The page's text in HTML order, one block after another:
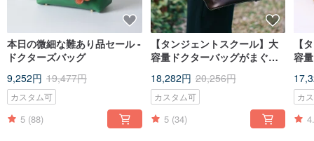
本日の微細な難あり品セール -
ドクターズバッグ
9,252円 19,477円
カスタム可
5 (88)
【タンジェントスクール】大
容量ドクターバッグがまぐち
ン ピュアハンドステッチ ベジ
タブルタンニン鞣しレザー レ
ディース かわいいショルダー
バッグ
18,282円 20,256円
カスタム可
5 (34)
【
容
タ
デ
ラ
カ